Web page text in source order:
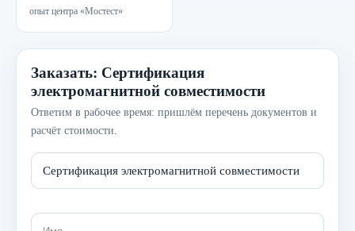
опыт центра «Мостест»
Заказать: Сертификация
электромагнитной совместимости
Ответим в рабочее время: пришлём перечень документов и
расчёт стоимости.